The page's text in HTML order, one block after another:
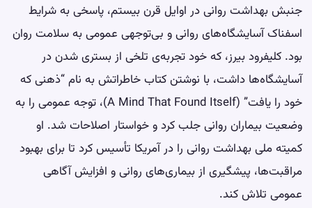
جنبش بهداشت روانی در اوایل قرن بیستم، پاسخی به شرایط
اسفناک آسایشگاه‌های روانی و بی‌توجهی عمومی به سلامت روان
بود. کلیفرود بیرز، که خود تجربه‌ی تلخی از بستری شدن در
آسایشگاه‌ها داشت، با نوشتن کتاب خاطراتش به نام “ذهنی که
خود را یافت” (A Mind That Found Itself)، توجه عمومی را به
وضعیت بیماران روانی جلب کرد و خواستار اصلاحات شد. او
کمیته ملی بهداشت روانی را در آمریکا تأسیس کرد تا برای بهبود
مراقبت‌ها، پیشگیری از بیماری‌های روانی و افزایش آگاهی
عمومی تلاش کند.